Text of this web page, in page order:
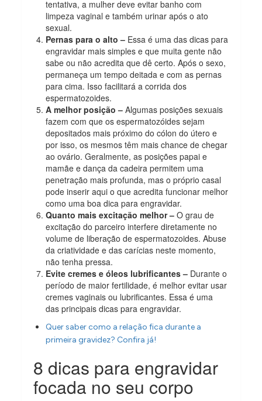
tentativa, a mulher deve evitar banho com
limpeza vaginal e também urinar após o ato
sexual.
Pernas para o alto – Essa é uma das dicas para
engravidar mais simples e que muita gente não
sabe ou não acredita que dê certo. Após o sexo,
permaneça um tempo deitada e com as pernas
para cima. Isso facilitará a corrida dos
espermatozoides.
A melhor posição – Algumas posições sexuais
fazem com que os espermatozóides sejam
depositados mais próximo do cólon do útero e
por isso, os mesmos têm mais chance de chegar
ao ovário. Geralmente, as posições papai e
mamãe e dança da cadeira permitem uma
penetração mais profunda, mas o próprio casal
pode inserir aqui o que acredita funcionar melhor
como uma boa dica para engravidar.
Quanto mais excitação melhor – O grau de
excitação do parceiro interfere diretamente no
volume de liberação de espermatozoides. Abuse
da criatividade e das carícias neste momento,
não tenha pressa.
Evite cremes e óleos lubrificantes – Durante o
período de maior fertilidade, é melhor evitar usar
cremes vaginais ou lubrificantes. Essa é uma
das principais dicas para engravidar.
Quer saber como a relação fica durante a
primeira gravidez? Confira já!
8 dicas para engravidar
focada no seu corpo